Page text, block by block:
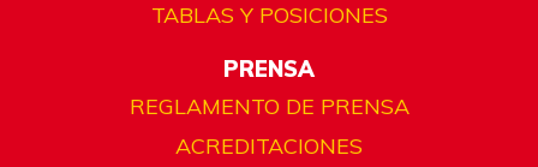
TABLAS Y POSICIONES
PRENSA
REGLAMENTO DE PRENSA
ACREDITACIONES